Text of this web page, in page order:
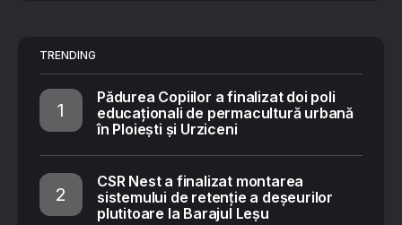
TRENDING
Pădurea Copiilor a finalizat doi poli
educaționali de permacultură urbană
în Ploiești și Urziceni
CSR Nest a finalizat montarea
sistemului de retenție a deșeurilor
plutitoare la Barajul Leșu